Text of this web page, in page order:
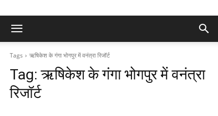
Tags ऋषिकेश के गंगा भोगपुर में वनंत्रा रिजॉर्ट
Tag:ऋषिकेश के गंगा भोगपुर में वनंत्रा
रिजॉर्ट